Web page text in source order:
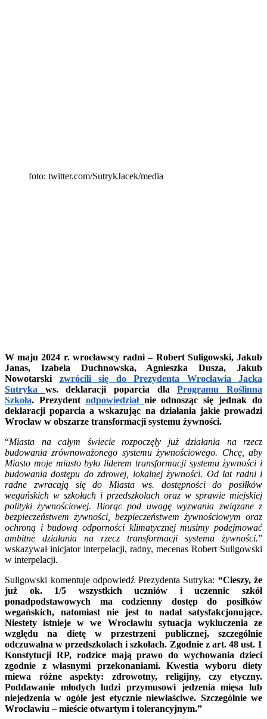
foto: twitter.com/SutrykJacek/media
W maju 2024 r. wrocławscy radni – Robert Suligowski, Jakub
Janas, Izabela Duchnowska, Agnieszka Dusza, Jakub
Nowotarski zwrócili się do Prezydenta Wrocławia Jacka
Sutryka ws. deklaracji poparcia dlaProgramu Roślinna
Szkoła. Prezydent odpowiedział nie odnosząc się jednak do
deklaracji poparcia a wskazując na działania jakie prowadzi
Wrocław w obszarze transformacji systemu żywności.
“Miasta na całym świecie rozpoczęły już działania na rzecz
budowania zrównoważonego systemu żywnościowego. Chcę, aby
Miasto moje miasto było liderem transformacji systemu żywności i
budowania dostępu do zdrowej, lokalnej żywności. Od lat radni i
radne zwracają się do Miasta ws. dostępności do posiłków
wegańskich w szkołach i przedszkolach oraz w sprawie miejskiej
polityki żywnościowej. Biorąc pod uwagę wyzwania związane z
bezpieczeństwem żywności, bezpieczeństwem żywnościowym oraz
ochroną i budową odporności klimatycznej musimy podejmować
ambitne działania na rzecz transformacji systemu żywności.”
wskazywał inicjator interpelacji, radny, mecenas Robert Suligowski
w interpelacji.
Suligowski komentuje odpowiedź Prezydenta Sutryka: “Cieszy, że
już ok. 1/5 wszystkich uczniów i uczennic szkół
ponadpodstawowych ma codzienny dostęp do posiłków
wegańskich, natomiast nie jest to nadal satysfakcjonujące.
Niestety istnieje w we Wrocławiu sytuacja wykluczenia ze
względu na dietę w przestrzeni publicznej, szczególnie
odczuwalna w przedszkolach i szkołach. Zgodnie z art. 48 ust. 1
Konstytucji RP, rodzice mają prawo do wychowania dzieci
zgodnie z własnymi przekonaniami. Kwestia wyboru diety
miewa różne aspekty: zdrowotny, religijny, czy etyczny.
Poddawanie młodych ludzi przymusowi jedzenia mięsa lub
niejedzenia w ogóle jest etycznie niewłaściwe. Szczególnie we
Wrocławiu – mieście otwartym i tolerancyjnym.”